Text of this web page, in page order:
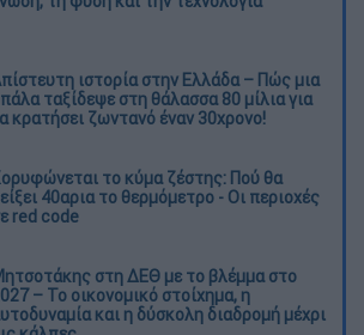
ιστορία στην Ελλάδα – Πώς μια
ταξίδεψε στη θάλασσα 80 μίλια για
κρατήσει ζωντανό έναν 30χρονο!
το κύμα ζέστης: Πού θα
40αρια το θερμόμετρο - Οι περιοχές
red code
στη ΔΕΘ με το βλέμμα στο
– Το οικονομικό στοίχημα, η
και η δύσκολη διαδρομή μέχρι